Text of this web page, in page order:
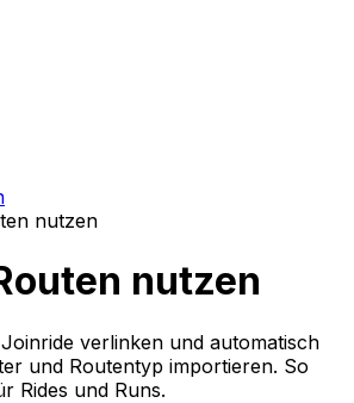
nutzen
nutzen
verlinken und automatisch
und Routentyp importieren. So
Rides und Runs.